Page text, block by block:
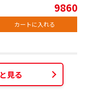
9860
カートに入れる
見る